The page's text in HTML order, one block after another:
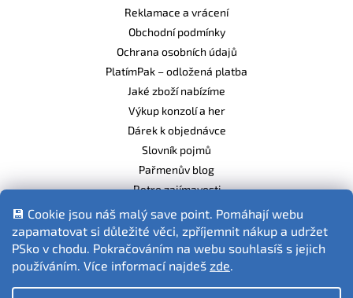
💾 Cookie jsou náš malý save point. Pomáhají webu
zapamatovat si důležité věci, zpříjemnit nákup a udržet
PSko v chodu. Pokračováním na webu souhlasíš s jejich
používáním. Více informací najdeš zde.
Reklamace a vrácení
Obchodní podmínky
Ochrana osobních údajů
PlatímPak – odložená platba
Jaké zboží nabízíme
Výkup konzolí a her
Dárek k objednávce
Slovník pojmů
Pařmenův blog
Retro zajímavosti
Balíme ekologicky
Fotografie produktů jsou ilustrativní.